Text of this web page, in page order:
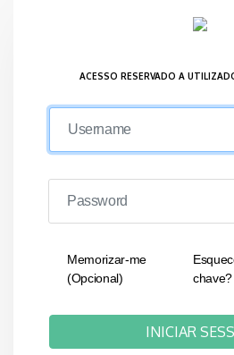
ACESSO RESERVADO A
Memorizar-me
(Opcional)
chave?
INICIAR